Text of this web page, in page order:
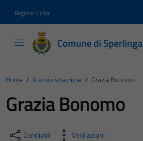
Regione Sicilia
Comune di Sperlinga
Home / Amministrazione / Grazia Bonomo
Grazia Bonomo
Condividi Vedi azioni